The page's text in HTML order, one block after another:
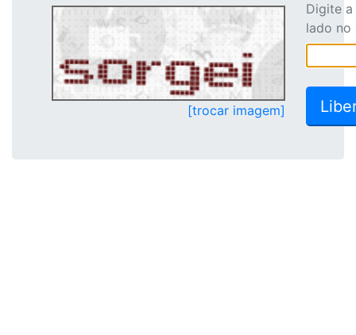
[trocar imagem]
Digite
lado no